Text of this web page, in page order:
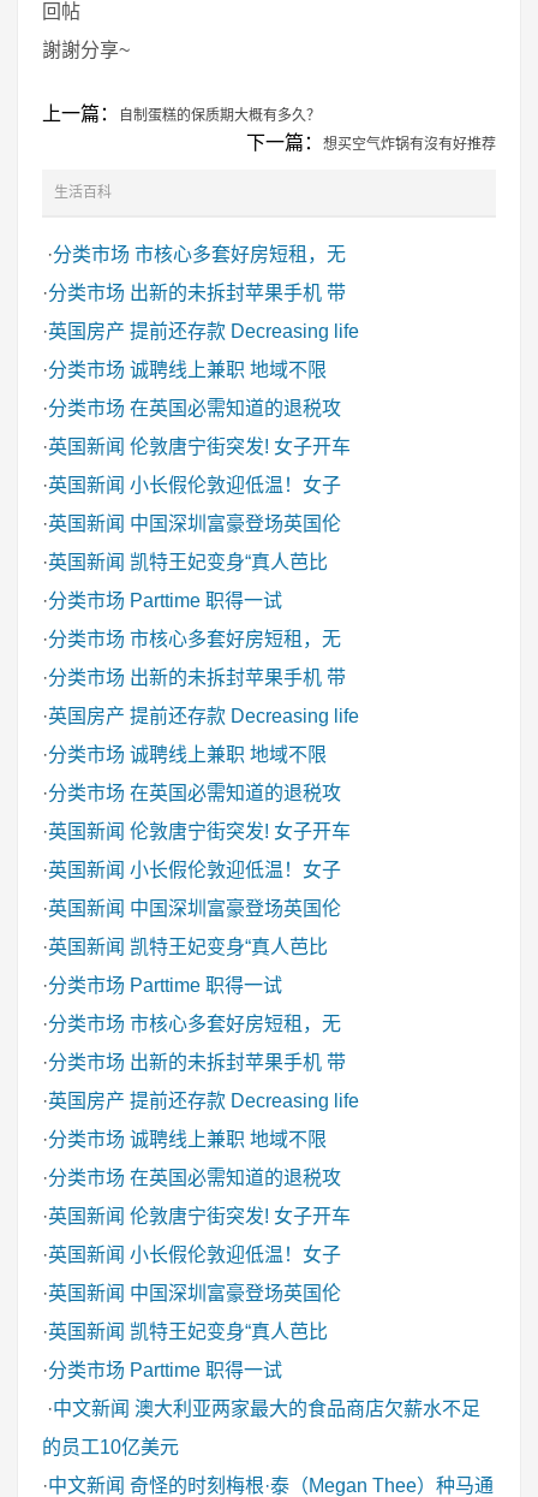
回帖
謝謝分享~
上一篇： 自制蛋糕的保质期大概有多久？
下一篇： 想买空气炸锅有沒有好推荐
生活百科
·分类市场 市核心多套好房短租，无
·分类市场 出新的未拆封苹果手机 带
·英国房产 提前还存款 Decreasing life
·分类市场 诚聘线上兼职 地域不限
·分类市场 在英国必需知道的退税攻
·英国新闻 伦敦唐宁街突发! 女子开车
·英国新闻 小长假伦敦迎低温！女子
·英国新闻 中国深圳富豪登场英国伦
·英国新闻 凯特王妃变身“真人芭比
·分类市场 Parttime 职得一试
·分类市场 市核心多套好房短租，无
·分类市场 出新的未拆封苹果手机 带
·英国房产 提前还存款 Decreasing life
·分类市场 诚聘线上兼职 地域不限
·分类市场 在英国必需知道的退税攻
·英国新闻 伦敦唐宁街突发! 女子开车
·英国新闻 小长假伦敦迎低温！女子
·英国新闻 中国深圳富豪登场英国伦
·英国新闻 凯特王妃变身“真人芭比
·分类市场 Parttime 职得一试
·分类市场 市核心多套好房短租，无
·分类市场 出新的未拆封苹果手机 带
·英国房产 提前还存款 Decreasing life
·分类市场 诚聘线上兼职 地域不限
·分类市场 在英国必需知道的退税攻
·英国新闻 伦敦唐宁街突发! 女子开车
·英国新闻 小长假伦敦迎低温！女子
·英国新闻 中国深圳富豪登场英国伦
·英国新闻 凯特王妃变身“真人芭比
·分类市场 Parttime 职得一试
·中文新闻 澳大利亚两家最大的食品商店欠薪水不足
的员工10亿美元
·中文新闻 奇怪的时刻梅根·泰（Megan Thee）种马通